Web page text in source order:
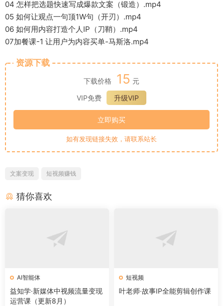
04 怎样把选题快速写成爆款文案（锻造）.mp4
05 如何让观点一句顶1W句（开刃）.mp4
06 如何用内容打造个人IP（刀鞘）.mp4
07加餐课-1 让用户为内容买单-马斯洛.mp4
资源下载
下载价格 15 元
VIP免费
升级VIP
立即购买
如有发现链接失效，请联系站长
文案变现 短视频赚钱
猜你喜欢
AI智能体
益知学·新媒体中视频流量变现
运营课（更新8月）
短视频
叶老师·故事IP全能剪辑创作课